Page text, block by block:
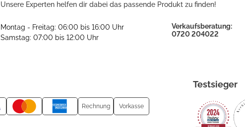
Unsere Experten helfen dir dabei das passende Produkt zu finden!
Montag - Freitag: 06:00 bis 16:00 Uhr
Samstag: 07:00 bis 12:00 Uhr
Verkaufsberatung:
0720 204022
Rechnung Vorkasse
Testsieger